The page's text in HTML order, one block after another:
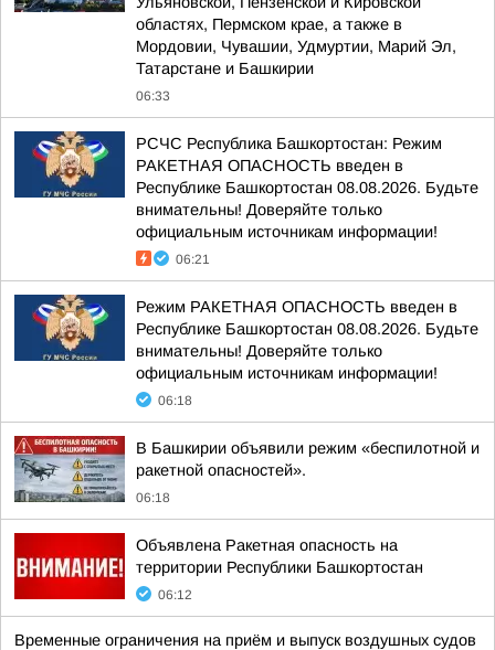
областях, Пермском крае, а также в
Мордовии, Чувашии, Удмуртии, Марий Эл,
Татарстане и Башкирии
06:33
РСЧС Республика Башкортостан: Режим
РАКЕТНАЯ ОПАСНОСТЬ введен в
Республике Башкортостан 08.08.2026. Будьте
внимательны! Доверяйте только
официальным источникам информации!
06:21
Режим РАКЕТНАЯ ОПАСНОСТЬ введен в
Республике Башкортостан 08.08.2026. Будьте
внимательны! Доверяйте только
официальным источникам информации!
06:18
В Башкирии объявили режим «беспилотной и
ракетной опасностей».
06:18
Объявлена Ракетная опасность на
территории Республики Башкортостан
06:12
Временные ограничения на приём и выпуск воздушных судов